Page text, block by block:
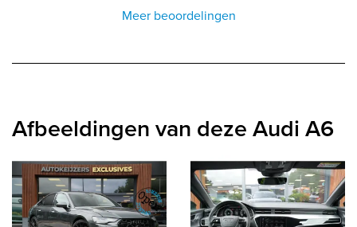
Meer beoordelingen
Afbeeldingen van deze Audi A6